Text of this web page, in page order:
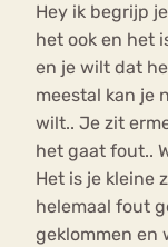
Hey ik begrijp
het ook en het
en je wilt dat
meestal kan je
wilt.. Je zit
het gaat fout..
Het is je kleine
helemaal fout
geklommen en